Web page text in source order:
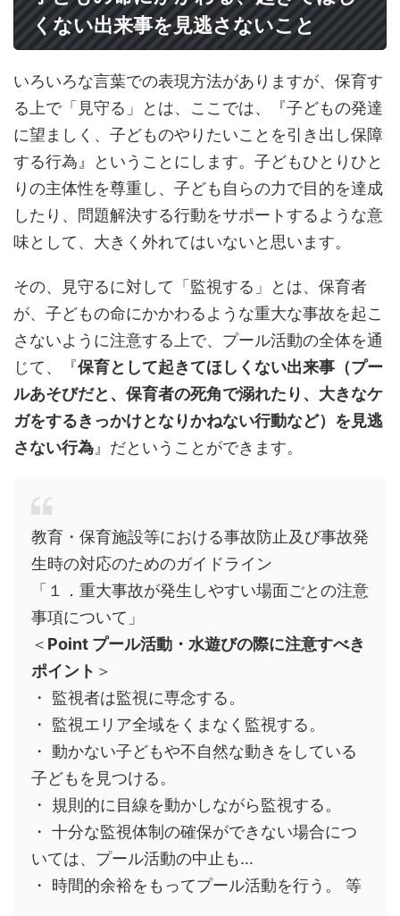
くない出来事を見逃さないこと
いろいろな言葉での表現方法がありますが、保育す
る上で「見守る」とは、ここでは、『子どもの発達
に望ましく、子どものやりたいことを引き出し保障
する行為』ということにします。子どもひとりひと
りの主体性を尊重し、子ども自らの力で目的を達成
したり、問題解決する行動をサポートするような意
味として、大きく外れてはいないと思います。
その、見守るに対して「監視する」とは、保育者
が、子どもの命にかかわるような重大な事故を起こ
さないように注意する上で、プール活動の全体を通
じて、『保育として起きてほしくない出来事（プー
ルあそびだと、保育者の死角で溺れたり、大きなケ
ガをするきっかけとなりかねない行動など）を見逃
さない行為 』だということができます。
教育・保育施設等における事故防止及び事故発
生時の対応のためのガイドライン
「１．重大事故が発生しやすい場面ごとの注意
事項について」
＜ Point プール活動・水遊びの際に注意すべき
ポイント ＞
・ 監視者は監視に専念する。
・ 監視エリア全域をくまなく監視する。
・ 動かない子どもや不自然な動きをしている
子どもを見つける。
・ 規則的に目線を動かしながら監視する。
・ 十分な監視体制の確保ができない場合につ
いては、プール活動の中止も…
・ 時間的余裕をもってプール活動を行う。 等